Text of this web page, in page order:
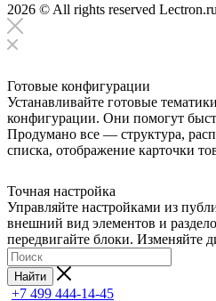
2026 © All rights reserved Lectron.ru
Готовые конфигурации
Устанавливайте готовые
конфигурации. Они помогут
Продумано все — структура,
списка, отображение карточки
Точная настройка
Управляйте настройками из
внешний вид элементов и
передвигайте блоки. Изменяйте
Найти
+7 499 444-14-45